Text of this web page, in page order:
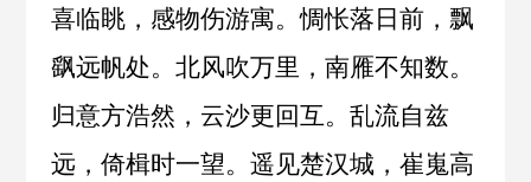
喜临眺，感物伤游寓。惆怅落日前，飘
飖远帆处。北风吹万里，南雁不知数。
归意方浩然，云沙更回互。乱流自兹
远，倚楫时一望。遥见楚汉城，崔嵬高